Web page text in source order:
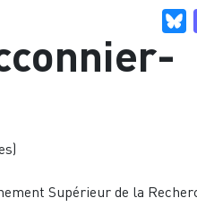
Supérieur de la